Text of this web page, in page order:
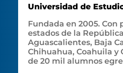
Universidad de
Fundada en 2005. Con
estados de la
Aguascalientes, Baja
Chihuahua, Coahuila y
de 20 mil alumnos